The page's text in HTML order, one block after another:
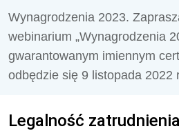
Wynagrodzenia 2023.
webinarium „Wynagrodzenia
gwarantowanym imiennym
odbędzie się 9 listopada 2022
Legalność zatrudnienia